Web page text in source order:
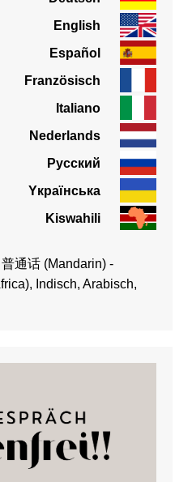
English
Español
Französisch
Italiano
Nederlands
Pусский
Yкраїнська
Kiswahili
普通话 (Mandarin) -
Indisch, Arabisch,